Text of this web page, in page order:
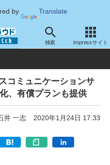
by Translate
検索 Impressサイト
サービス コミュニケーショ
コミュニケーションサ
、有償プランも提供
井 一志 2020年1月24日 17:33